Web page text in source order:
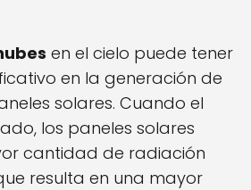
en el cielo puede tener
en la generación de
solares. Cuando el
los paneles solares
cantidad de radiación
resulta en una mayor